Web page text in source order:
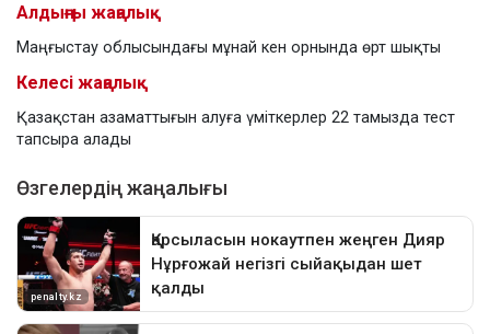
Алдыңғы жаңалық
Маңғыстау облысындағы мұнай кен орнында өрт шықты
Келесі жаңалық
Қазақстан азаматтығын алуға үміткерлер 22 тамызда тест
тапсыра алады